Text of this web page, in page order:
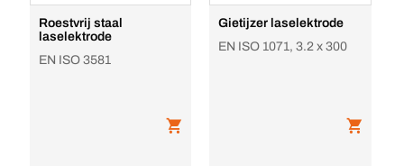
Roestvrij staal
laselektrode
EN ISO 3581
Gietijzer laselektrode
EN ISO 1071, 3.2 x 300